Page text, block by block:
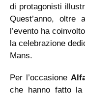
di protagonisti
Quest’anno, oltre
l’evento ha
la celebrazione
Mans.
Per l’occasione
che hanno fatto